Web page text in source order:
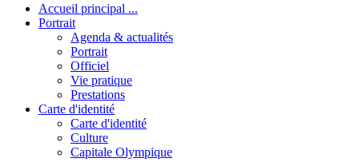
Accueil principal ...
Portrait
Agenda & actualités
Portrait
Officiel
Vie pratique
Prestations
Carte d'identité
Carte d'identité
Culture
Capitale Olympique